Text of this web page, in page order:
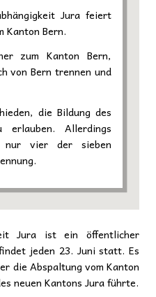
Jura feiert
Kanton Bern.
zum Kanton Bern,
von Bern trennen und
die Bildung des
Allerdings
nur vier der sieben
Jura ist ein öffentlicher
jeden 23. Juni statt. Es
die Abspaltung vom Kanton
neuen Kantons Jura führte.